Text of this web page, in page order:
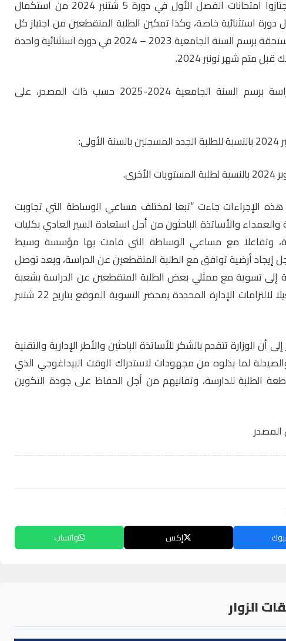
الطلبة الذين اجتازوا امتحانات الفصل الأول في دورة 5 شتنبر 2024 من استكمال
دورة استثنائية خاصة، وكذا تمكين الطلبة المنقطعين من اجتياز كل
الامتحانات المستحقة برسم السنة الجامعية 2023 – 2024 في دورة استثنائية واحدة
متم شهر نونبر 2024.
وستنطلق الدراسة برسم السنة الجامعية 2024-2025 حسب ذات المصدر، على
هذه الإجراءات جاءت “تبعا لمختلف مساعي الوساطة التي تجاوبت
والأساتذة الباحثون من أجل استعادة السير العادي بكليات
وتفاعلا مع مساعي الوساطة التي قامت بها مؤسسة وسيط
إيجاد أرضية توافق مع الطلبة المنقطعين عن الدراسة، وبعد توصل
إلى تسوية مع ممثلي بعض الطلبة المنقطعين عن الدراسة بشعبة
الصيدلة، وتفعيلا لالتزامات الإدارة المحددة بمحضر النسوية الموقع بتاريخ 22 شتنبر
أن الوزارة تتقدم بالشكر للأساتذة الباحثين والأطر الإدارية والتقنية
لما بذلوه من مجهودات لاستدراك الوقت البيداغوجي الذي
الطلبة للدارسة، وتفانيهم من أجل الحفاظ على جودة التكوين
المصدر
إكس واتساب
الزوار